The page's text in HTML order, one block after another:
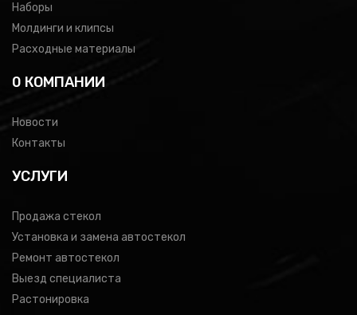
Наборы
Молдинги и клипсы
Расходные материалы
0 КОМПАНИИ
Новости
Контакты
УСЛУГИ
Продажа стекол
Установка и замена автостекол
Ремонт автостекол
Выезд специалиста
Растонировка